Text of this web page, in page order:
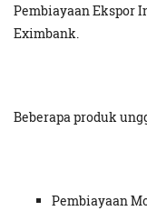
Pembiayaan Ekspor
Eximbank.
Beberapa produk
Pembiayaan